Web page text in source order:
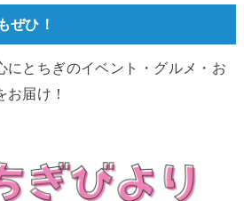
ぜひ！
とちぎのイベント・グルメ・お
届け！